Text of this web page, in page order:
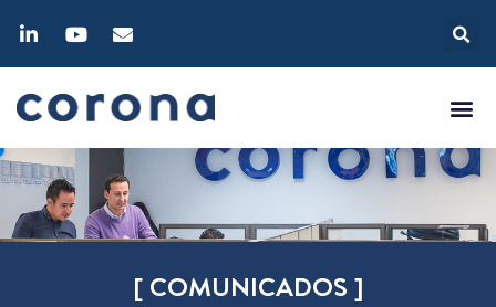
[ COMUNICADOS ]